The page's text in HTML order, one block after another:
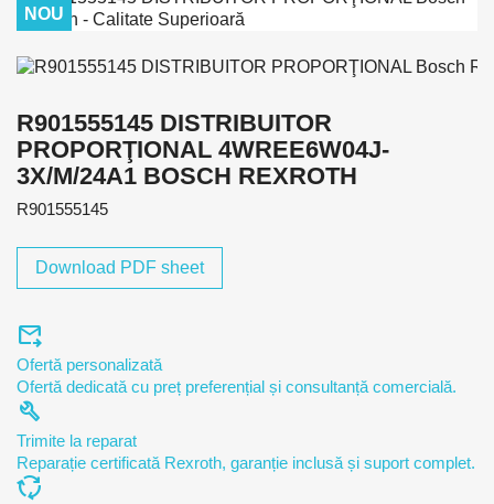
NOU
R901555145 DISTRIBUITOR
PROPORŢIONAL 4WREE6W04J-
3X/M/24A1 BOSCH REXROTH
R901555145
Download PDF sheet
forward_to_inbox
Ofertă personalizată
Ofertă dedicată cu preț preferențial și consultanță comercială.
build
Trimite la reparat
Reparație certificată Rexroth, garanție inclusă și suport complet.
cycle